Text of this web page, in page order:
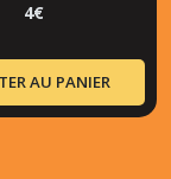
4€
AU PANIER